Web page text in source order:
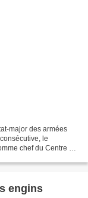
major des armées
le
chef du Centre de
engins